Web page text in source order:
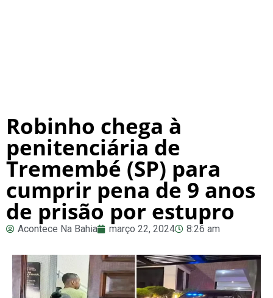
Robinho chega à
penitenciária de
Tremembé (SP) para
cumprir pena de 9 anos
de prisão por estupro
Acontece Na Bahia março 22, 2024 8:26 am